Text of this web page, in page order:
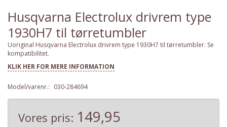
Husqvarna Electrolux drivrem type
1930H7 til tørretumbler
Uoriginal Husqvarna Electrolux drivrem type 1930H7 til tørretumbler. Se
kompatibilitet.
KLIK HER FOR MERE INFORMATION
Model/varenr.: 030-284694
Vores pris: 149,95